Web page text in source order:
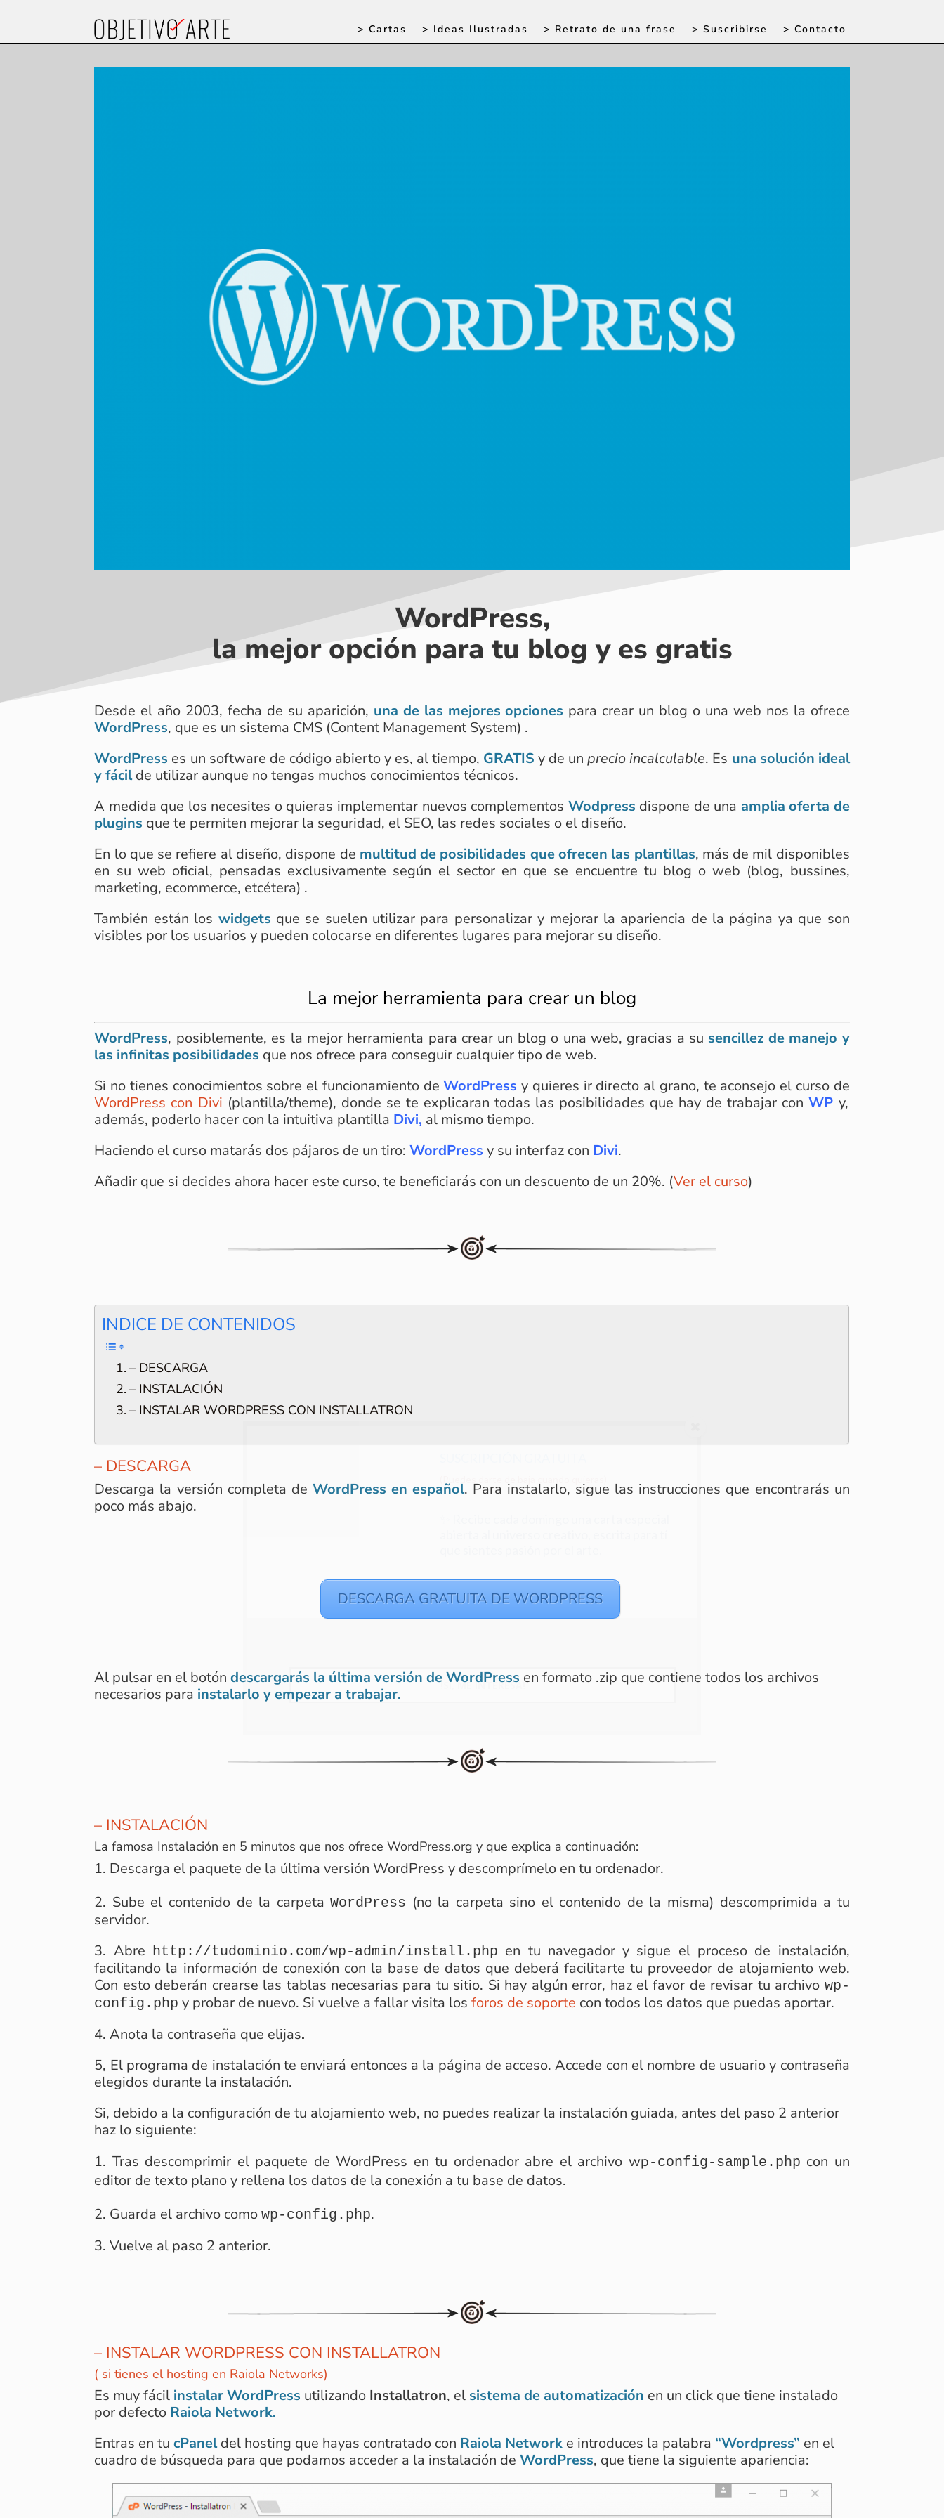
> Cartas > Ideas Ilustradas > Retrato de una frase > Suscribirse > Contacto
WordPress,
la mejor opción para tu blog y es gratis
Desde el año 2003, fecha de su aparición, una de las mejores opciones para crear un blog o una web nos la ofrece
WordPress, que es un sistema CMS (Content Management System) .
WordPress es un software de código abierto y es, al tiempo, GRATIS y de unprecio incalculable. Es una solución ideal
y fácilde utilizar aunque no tengas muchos conocimientos técnicos.
A medida que los necesites o quieras implementar nuevos complementos Wodpress dispone de una amplia oferta de
plugins que te permiten mejorar la seguridad, el SEO, las redes sociales o el diseño.
En lo que se refiere al diseño, dispone de multitud de posibilidades que ofrecen las plantillas, más de mil disponibles
en su web oficial, pensadas exclusivamente según el sector en que se encuentre tu blog o web (blog, bussines,
marketing, ecommerce, etcétera) .
También están los widgets que se suelen utilizar para personalizar y mejorar la apariencia de la página ya que son
visibles por los usuarios y pueden colocarse en diferentes lugares para mejorar su diseño.
La mejor herramienta para crear un blog
WordPress, posiblemente, es la mejor herramienta para crear un blog o una web, gracias a su sencillez de manejo y
las infinitas posibilidades que nos ofrece para conseguir cualquier tipo de web.
Si no tienes conocimientos sobre el funcionamiento de WordPress y quieres ir directo al grano, te aconsejo el curso de
WordPress con Divi (plantilla/theme), donde se te explicaran todas las posibilidades que hay de trabajar conWP y,
además, poderlo hacer con la intuitiva plantilla Divi, al mismo tiempo.
Haciendo el curso matarás dos pájaros de un tiro: WordPress y su interfaz con Divi.
Añadir que si decides ahora hacer este curso, te beneficiarás con un descuento de un 20%. (Ver el curso)
INDICE DE CONTENIDOS
– DESCARGA
– INSTALACIÓN
– INSTALAR WORDPRESS CON INSTALLATRON
– DESCARGA
Descarga la versión completa de WordPress en español. Para instalarlo, sigue las instrucciones que encontrarás un
poco más abajo.
DESCARGA GRATUITA DE WORDPRESS
Al pulsar en el botóndescargarás la última versión de WordPress en formato .zip que contiene todos los archivos
necesarios para instalarlo y empezar a trabajar.
– INSTALACIÓN
La famosa Instalación en 5 minutos que nos ofrece WordPress.org y que explica a continuación:
Descarga el paquete de la última versión WordPress y descomprímelo en tu ordenador.
2. Sube el contenido de la carpetaWordPress (no la carpeta sino el contenido de la misma) descomprimida a tu
servidor.
3. Abre http://tudominio.com/wp-admin/install.php en tu navegador y sigue el proceso de instalación,
facilitando la información de conexión con la base de datos que deberá facilitarte tu proveedor de alojamiento web.
Con esto deberán crearse las tablas necesarias para tu sitio. Si hay algún error, haz el favor de revisar tu archivo wp-
config.php y probar de nuevo. Si vuelve a fallar visita losforos de soporte con todos los datos que puedas aportar.
4. Anota la contraseña que elijas.
5, El programa de instalación te enviará entonces a la página de acceso. Accede con el nombre de usuario y contraseña
elegidos durante la instalación.
Si, debido a la configuración de tu alojamiento web, no puedes realizar la instalación guiada, antes del paso 2 anterior
haz lo siguiente:
Tras descomprimir el paquete de WordPress en tu ordenador abre el archivo wp-config-sample.php con un
editor de texto plano y rellena los datos de la conexión a tu base de datos.
2. Guarda el archivo comowp-config.php.
3. Vuelve al paso 2 anterior.
– INSTALAR WORDPRESS CON INSTALLATRON
( si tienes el hosting en Raiola Networks)
Es muy fácil instalar WordPress utilizando Installatron, el sistema de automatización en un click que tiene instalado
por defecto Raiola Network.
Entras en tu cPaneldel hosting que hayas contratado con Raiola Network e introduces la palabra “Wordpress” en el
cuadro de búsqueda para que podamos acceder a la instalación deWordPress, que tiene la siguiente apariencia: